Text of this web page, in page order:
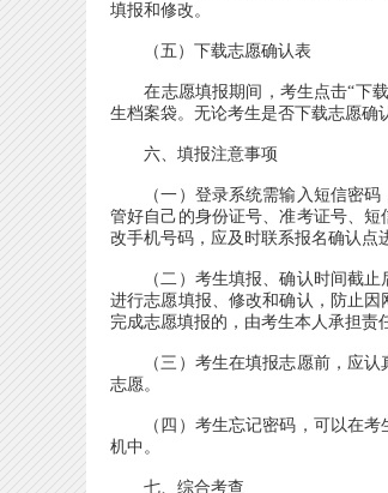
填报和修改。
（五）下载志愿确认表
在志愿填报期间，考生点击“下载
生档案袋。无论考生是否下载志愿确
六、填报注意事项
（一）登录系统需输入短信密码
管好自己的身份证号、准考证号、
改手机号码，应及时联系报名确认点
（二）考生填报、确认时间截止
进行志愿填报、修改和确认，防止
完成志愿填报的，由考生本人承担责
（三）考生在填报志愿前，应认
志愿。
（四）考生忘记密码，可以在考
机中。
七、综合考查